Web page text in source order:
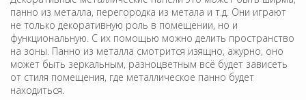
панно из металла, перегородка из метала и т.д. Они играют
не только декоративную роль в помещении, но и
функциональную. С их помощью можно делить пространство
на зоны. Панно из металла смотрится изящно, ажурно, оно
может быть зеркальным, разноцветным всё будет зависеть
от стиля помещения, где металлическое панно будет
находиться.